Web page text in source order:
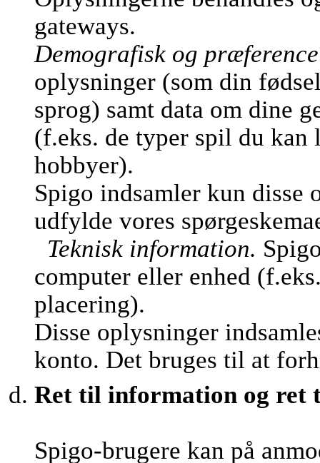
gateways.
Demografisk og
oplysninger (som din
sprog) samt data om dine
(f.eks. de typer spil du kan
hobbyer).
Spigo indsamler kun
udfylde vores
Teknisk information.
computer eller enhed
placering).
Disse oplysninger
konto. Det bruges til at
Ret til information og ret
Spigo-brugere kan på